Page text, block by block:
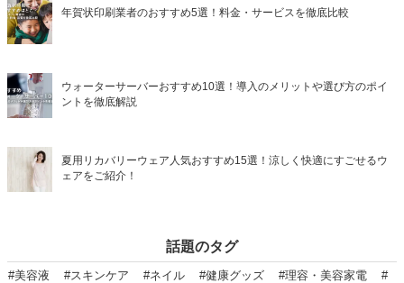
年賀状印刷業者のおすすめ5選！料金・サービスを徹底比較
ウォーターサーバーおすすめ10選！導入のメリットや選び方のポイ
ントを徹底解説
夏用リカバリーウェア人気おすすめ15選！涼しく快適にすごせるウ
ェアをご紹介！
話題のタグ
#美容液 #スキンケア #ネイル #健康グッズ #理容・美容家電
#